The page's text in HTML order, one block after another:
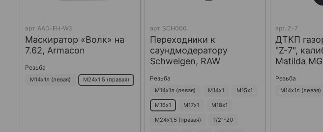
арт. AAD-FH-W3
Маскиратор «Волк» на
7.62, Armacon
Резьба
М14х1л (левая) М24х1,5 (правая)
арт. SCH000
Переходники к
саундмодератору
Schweigen, RAW
Резьба
М14х1л (левая) М14х1 М15х1
М16х1 М17х1 М18х1
М24х1,5 (правая) 1/2"-20
арт. Z-7
ДТКП
"Z-7",
Matilda
Резьба
М14х1л (левая)